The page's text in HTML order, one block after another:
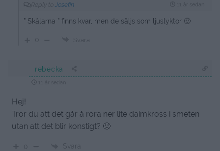
Josefin
” Skålarna ” finns kvar, men de säljs som ljuslyktor 🙂
Svara
rebecka
Hej!
Tror du att det går å röra ner lite daimkross i smeten
utan att det blir konstigt? 🙂
Svara